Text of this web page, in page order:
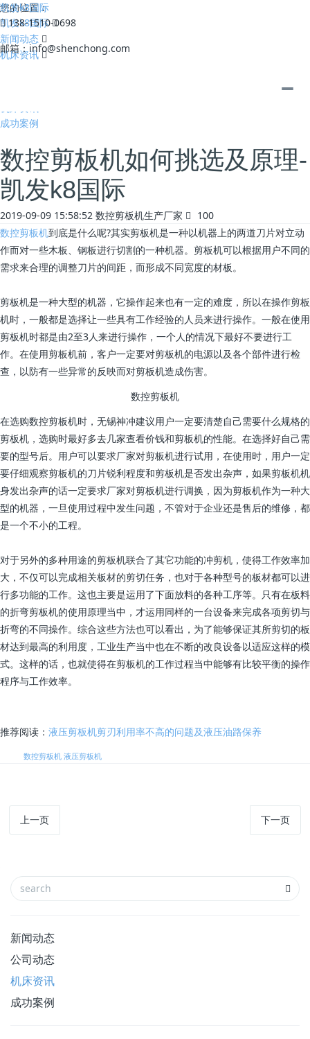
凯发k8国际
138-1510-0698
邮箱：info@shenchong.com
您的位置：
凯发k8国际
新闻动态
机床资讯
成功案例
数控剪板机如何挑选及原理-
凯发k8国际
2019-09-09 15:58:52 数控剪板机生产厂家
100
数控剪板机到底是什么呢?其实剪板机是一种以机器上的两道刀片对立动
作而对一些木板、钢板进行切割的一种机器。剪板机可以根据用户不同的
需求来合理的调整刀片的间距，而形成不同宽度的材板。
剪板机是一种大型的机器，它操作起来也有一定的难度，所以在操作剪板
机时，一般都是选择让一些具有工作经验的人员来进行操作。一般在使用
剪板机时都是由2至3人来进行操作，一个人的情况下最好不要进行工
作。在使用剪板机前，客户一定要对剪板机的电源以及各个部件进行检
查，以防有一些异常的反映而对剪板机造成伤害。
数控剪板机
在选购数控剪板机时，无锡神冲建议用户一定要清楚自己需要什么规格的
剪板机，选购时最好多去几家查看价钱和剪板机的性能。在选择好自己需
要的型号后。用户可以要求厂家对剪板机进行试用，在使用时，用户一定
要仔细观察剪板机的刀片锐利程度和剪板机是否发出杂声，如果剪板机机
身发出杂声的话一定要求厂家对剪板机进行调换，因为剪板机作为一种大
型的机器，一旦使用过程中发生问题，不管对于企业还是售后的维修，都
是一个不小的工程。
对于另外的多种用途的剪板机联合了其它功能的冲剪机，使得工作效率加
大，不仅可以完成相关板材的剪切任务，也对于各种型号的板材都可以进
行多功能的工作。这也主要是运用了下面放料的各种工序等。只有在板料
的折弯剪板机的使用原理当中，才运用同样的一台设备来完成各项剪切与
折弯的不同操作。综合这些方法也可以看出，为了能够保证其所剪切的板
材达到最高的利用度，工业生产当中也在不断的改良设备以适应这样的模
式。这样的话，也就使得在剪板机的工作过程当中能够有比较平衡的操作
程序与工作效率。
推荐阅读： 液压剪板机剪刃利用率不高的问题及液压油路保养
数控剪板机 液压剪板机
上一页 下一页
新闻动态
公司动态
机床资讯
成功案例